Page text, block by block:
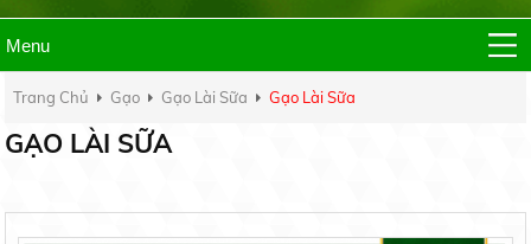
Menu
Trang Chủ Gạo Gạo Lài Sữa Gạo Lài Sữa
GẠO LÀI SỮA